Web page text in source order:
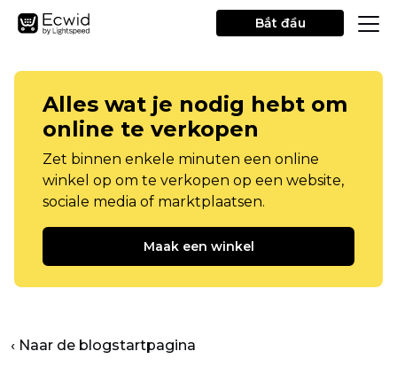
Bắt đầu
Alles wat je nodig hebt om
online te verkopen
Zet binnen enkele minuten een online
winkel op om te verkopen op een website,
sociale media of marktplaatsen.
Maak een winkel
‹ Naar de blogstartpagina